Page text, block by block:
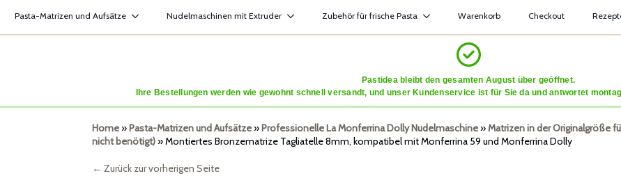
Pasta-Matrizen und Aufsätze Nudelmaschinen mit Extruder Zubehör für frische Pasta Warenkorb Checkout
Pastidea bleibt den gesamten August über geöffnet.
Ihre Bestellungen werden wie gewohnt schnell versandt, und unser Kundenservice ist für Sie da und antwortet
Home»Pasta-Matrizen und Aufsätze»Professionelle La Monferrina Dolly Nudelmaschine»Matrizen in der Originalgröße
nicht benötigt)»Montiertes Bronzematrize Tagliatelle 8mm, kompatibel mit Monferrina 59 und Monferrina Dolly
← Zurück zur vorherigen Seite